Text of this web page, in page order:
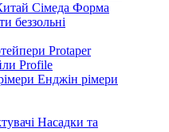
Сімеда Форма
беззольні
Protaper
Profile
Енджін рімери
Насадки та